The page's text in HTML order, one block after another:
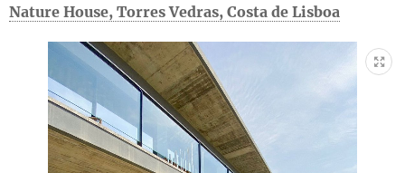
Nature House, Torres Vedras, Costa de Lisboa